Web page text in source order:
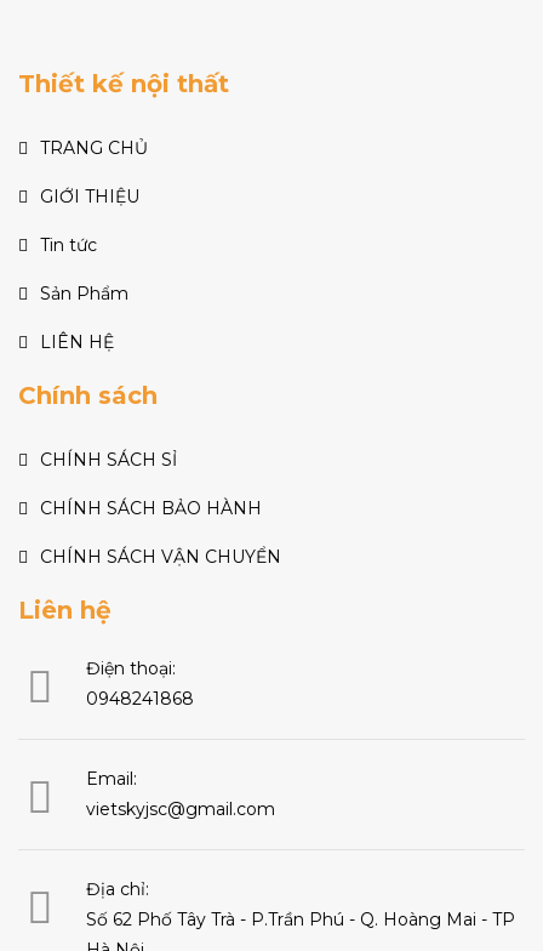
Thiết kế nội thất
TRANG CHỦ
GIỚI THIỆU
Tin tức
Sản Phẩm
LIÊN HỆ
Chính sách
CHÍNH SÁCH SỈ
CHÍNH SÁCH BẢO HÀNH
CHÍNH SÁCH VẬN CHUYỂN
Liên hệ
Điện thoại:
0948241868
Email:
vietskyjsc@gmail.com
Địa chỉ:
Số 62 Phố Tây Trà - P.Trần Phú - Q. Hoàng Mai - TP